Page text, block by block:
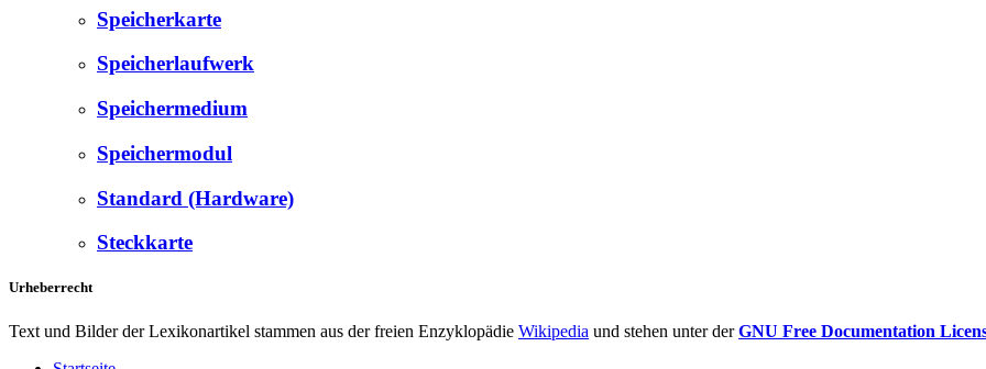
Speicherkarte
Speicherlaufwerk
Speichermedium
Speichermodul
Standard (Hardware)
Steckkarte
Urheberrecht
Text und Bilder der Lexikonartikel stammen aus der freien Enzyklopädie Wikipedia und stehen unter derGNU Free Documentation